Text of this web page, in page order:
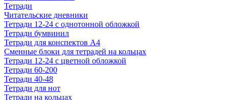
Тетради
Читательские дневники
Тетради 12-24 с однотонной обложкой
Тетради бумвинил
Тетради для конспектов А4
Сменные блоки для тетрадей на кольцах
Тетради 12-24 с цветной обложкой
Тетради 60-200
Тетради 40-48
Тетради для нот
Тетради на кольцах